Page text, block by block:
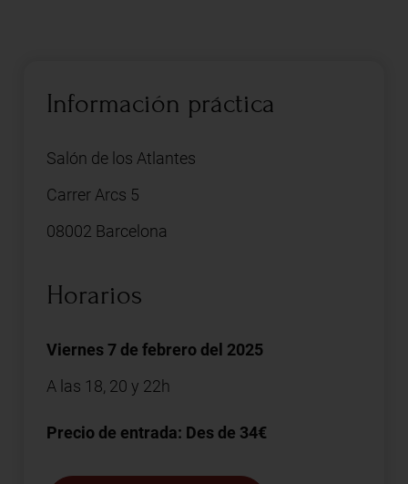
Información práctica
Salón de los Atlantes
Carrer Arcs 5
08002 Barcelona
Horarios
Viernes 7 de febrero del 2025
A las 18, 20 y 22h
Precio de entrada: Des de 34€